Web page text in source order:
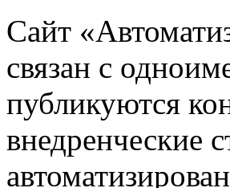
Сайт
связан с
публикуются
внедренческие